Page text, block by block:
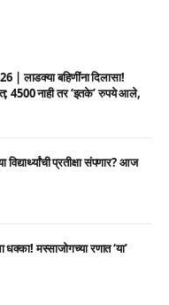
बहिणींना दिलासा!
4500 नाही तर ‘इतके’ रुपये आले,
प्रतीक्षा संपणार? आज
मस्साजोगच्या रणात ‘या’